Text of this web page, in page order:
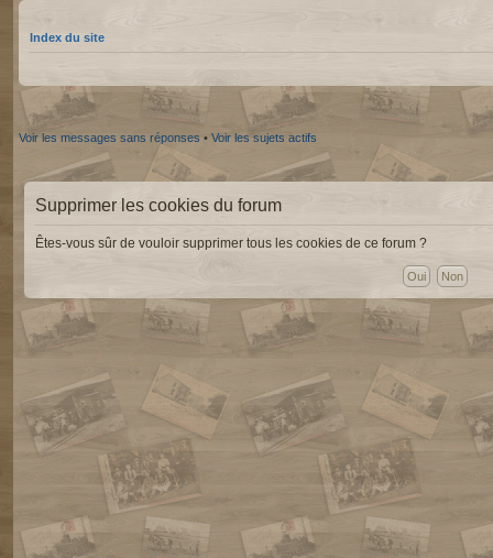
Index du site
Voir les messages sans réponses • Voir les sujets actifs
Supprimer les cookies du forum
Êtes-vous sûr de vouloir supprimer tous les cookies de ce forum ?